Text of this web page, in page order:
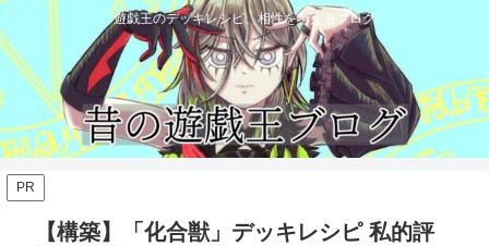
遊戯王のデッキレシピ、相性を考えるブログ
PR
【構築】「化合獣」デッキレシピ 私的評